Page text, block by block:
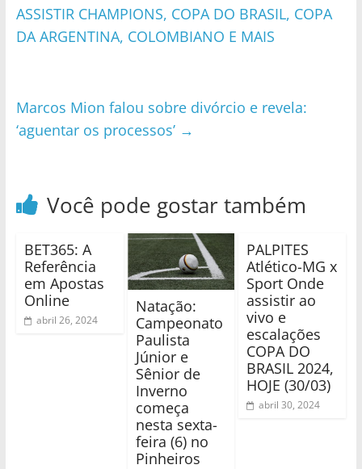
ASSISTIR CHAMPIONS, COPA DO BRASIL, COPA
DA ARGENTINA, COLOMBIANO E MAIS
Marcos Mion falou sobre divórcio e revela:
‘aguentar os processos’ →
Você pode gostar também
BET365: A
Referência
em Apostas
Online
abril 26, 2024
Natação:
Campeonato
Paulista
Júnior e
Sênior de
Inverno
começa
nesta sexta-
feira (6) no
Pinheiros
PALPITES
Atlético-MG x
Sport Onde
assistir ao
vivo e
escalações
COPA DO
BRASIL 2024,
HOJE (30/03)
abril 30, 2024